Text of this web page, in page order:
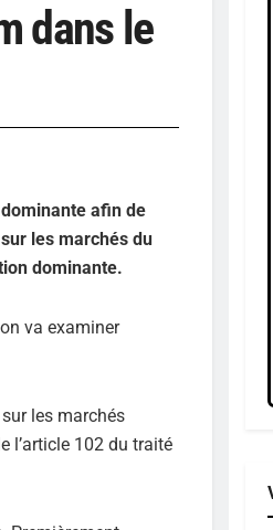
dans le
afin de
les marchés du
dominante.
va examiner
les marchés
l’article 102 du traité